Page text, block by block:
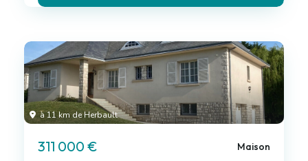
à 11 km de Herbault
311 000 € Maison